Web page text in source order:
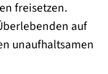
freisetzen.
auf
unaufhaltsamen